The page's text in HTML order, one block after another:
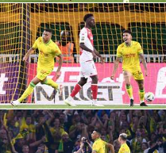
الكرة الإفريقية
منتخب مصر
سعودي في الجول
الدوري الإنجليزي